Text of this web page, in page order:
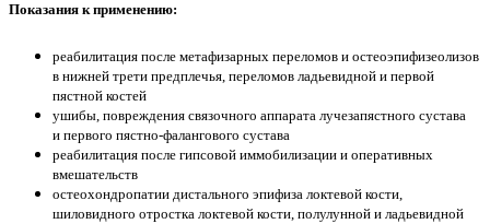
Показания к применению:
реабилитация после метафизарных переломов и остеоэпифизеолизов
в нижней трети предплечья, переломов ладьевидной и первой
пястной костей
ушибы, повреждения связочного аппарата лучезапястного сустава
и первого пястно-фалангового сустава
реабилитация после гипсовой иммобилизации и оперативных
вмешательств
остеохондропатии дистального эпифиза локтевой кости,
шиловидного отростка локтевой кости, полулунной и ладьевидной